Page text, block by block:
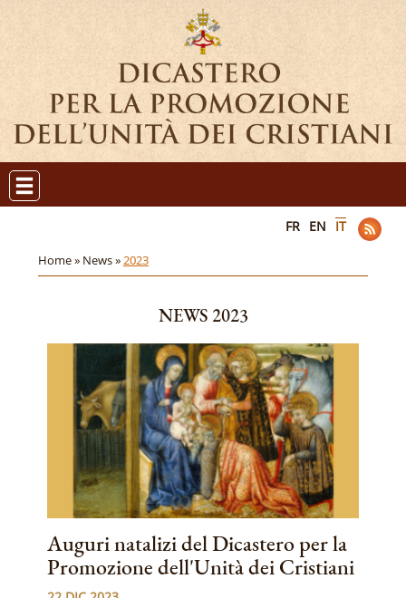
FR EN IT
Home » News »2023
NEWS 2023
Auguri natalizi del Dicastero per la
Promozione dell'Unità dei Cristiani